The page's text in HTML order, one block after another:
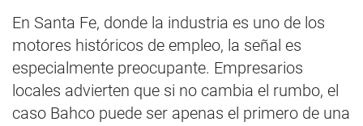
En Santa Fe, donde la industria es uno de los
motores históricos de empleo, la señal es
especialmente preocupante. Empresarios
locales advierten que si no cambia el rumbo, el
caso Bahco puede ser apenas el primero de una